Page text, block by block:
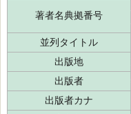
著者名典拠番号
並列タイトル
出版地
出版者
出版者カナ